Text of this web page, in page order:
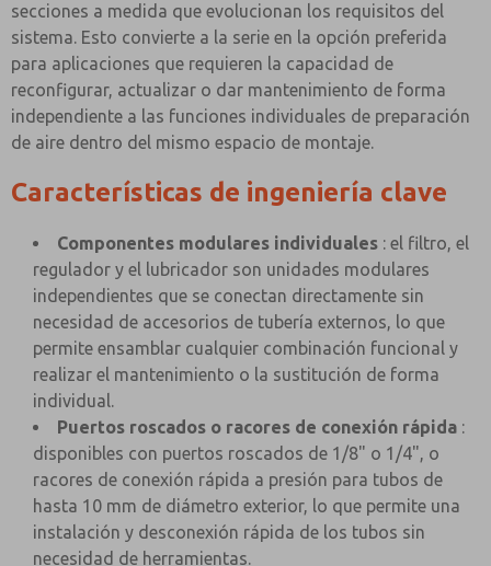
secciones a medida que evolucionan los requisitos del
sistema. Esto convierte a la serie en la opción preferida
para aplicaciones que requieren la capacidad de
reconfigurar, actualizar o dar mantenimiento de forma
independiente a las funciones individuales de preparación
de aire dentro del mismo espacio de montaje.
Características de ingeniería clave
Componentes modulares individuales : el filtro, el
regulador y el lubricador son unidades modulares
independientes que se conectan directamente sin
necesidad de accesorios de tubería externos, lo que
permite ensamblar cualquier combinación funcional y
realizar el mantenimiento o la sustitución de forma
individual.
Puertos roscados o racores de conexión rápida :
disponibles con puertos roscados de 1/8" o 1/4", o
racores de conexión rápida a presión para tubos de
hasta 10 mm de diámetro exterior, lo que permite una
instalación y desconexión rápida de los tubos sin
necesidad de herramientas.